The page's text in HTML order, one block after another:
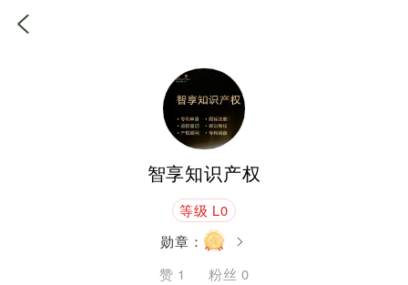
智享知识产权
等级 L0
勋章：
赞 1 粉丝 0